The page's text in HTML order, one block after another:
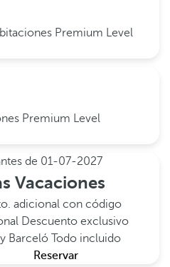
Premium Level
Premium Level
de 01-07-2027
Vacaciones
adicional con código
Descuento exclusivo
BarcelóTodo incluido
Reservar